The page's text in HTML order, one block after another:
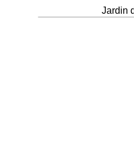
Jardin